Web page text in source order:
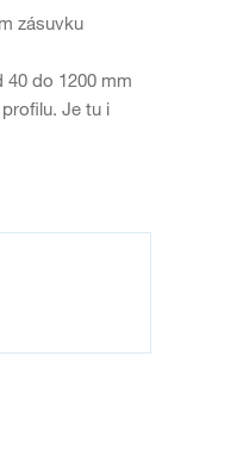
zásuvku
do 1200 mm
Je tu i